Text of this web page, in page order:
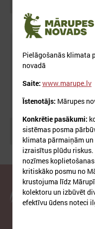
Pielāgošanās klimata
novadā
Saite: www.marupe.lv
Īstenotājs: Mārupes
Konkrētie pasākumi:
sistēmas posma
klimata pārmaiņām
izraisītus plūdu
nozīmes
kritiskāko posmu no
krustojuma līdz
kolektoru un izbūvēt
efektīvu ūdens noteci
Latvijas